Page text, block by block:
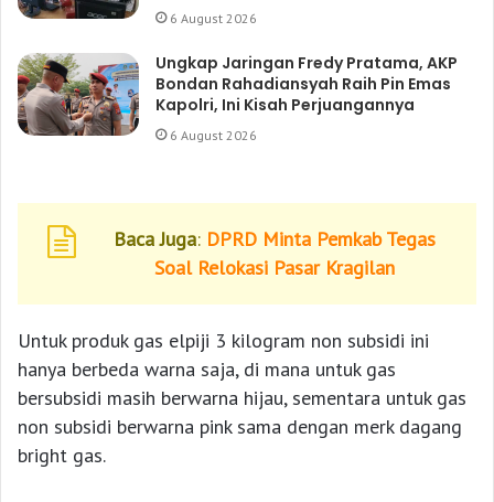
6 August 2026
Ungkap Jaringan Fredy Pratama, AKP
Bondan Rahadiansyah Raih Pin Emas
Kapolri, Ini Kisah Perjuangannya
6 August 2026
Baca Juga: DPRD Minta Pemkab Tegas
Soal Relokasi Pasar Kragilan
Untuk produk gas elpiji 3 kilogram non subsidi ini
hanya berbeda warna saja, di mana untuk gas
bersubsidi masih berwarna hijau, sementara untuk gas
non subsidi berwarna pink sama dengan merk dagang
bright gas.